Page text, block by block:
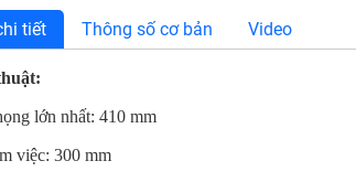
tiết Thông số cơ bản Video
lớn nhất: 410 mm
việc: 300 mm